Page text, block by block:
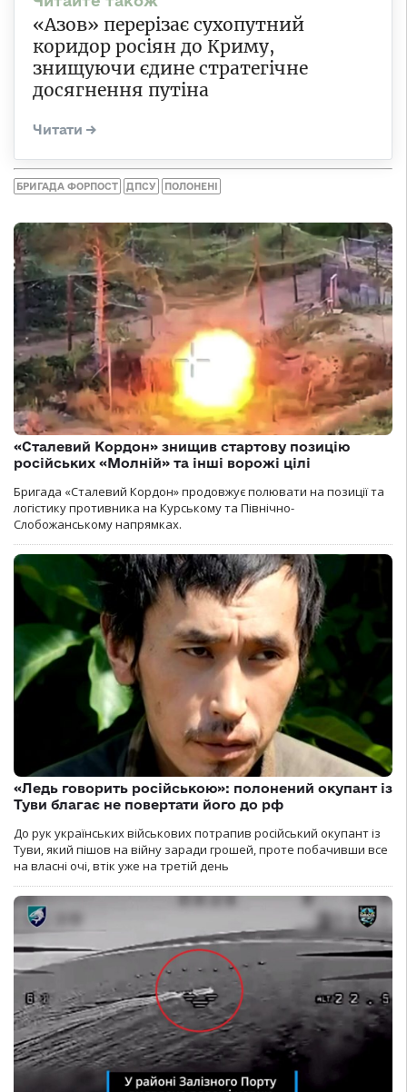
«Азов» перерізає сухопутний
коридор росіян до Криму,
знищуючи єдине стратегічне
досягнення путіна
БРИГАДА ФОРПОСТ ДПСУ ПОЛОНЕНІ
«Сталевий Кордон» знищив стартову позицію
російських «Молній» та інші ворожі цілі
Бригада «Сталевий Кордон» продовжує полювати на позиції та
логістику противника на Курському та Північно-
Слобожанському напрямках.
«Ледь говорить російською»: полонений окупант із
Туви благає не повертати його до рф
До рук українських військових потрапив російський окупант із
Туви, який пішов на війну заради грошей, проте побачивши все
на власні очі, втік уже на третій день